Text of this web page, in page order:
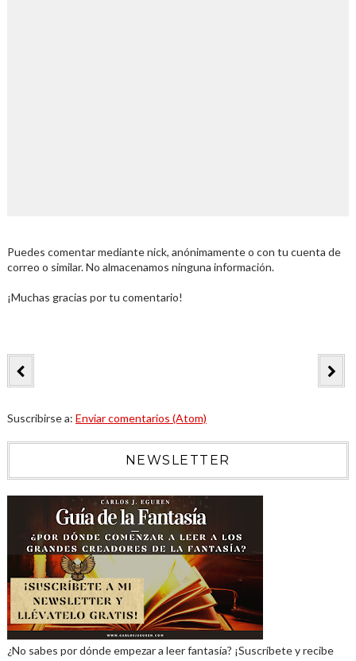
Puedes comentar mediante nick, anónimamente o con tu cuenta de
correo o similar. No almacenamos ninguna información.
¡Muchas gracias por tu comentario!
Suscribirse a: Enviar comentarios (Atom)
NEWSLETTER
¿No sabes por dónde empezar a leer fantasía? ¡Suscríbete y recibe